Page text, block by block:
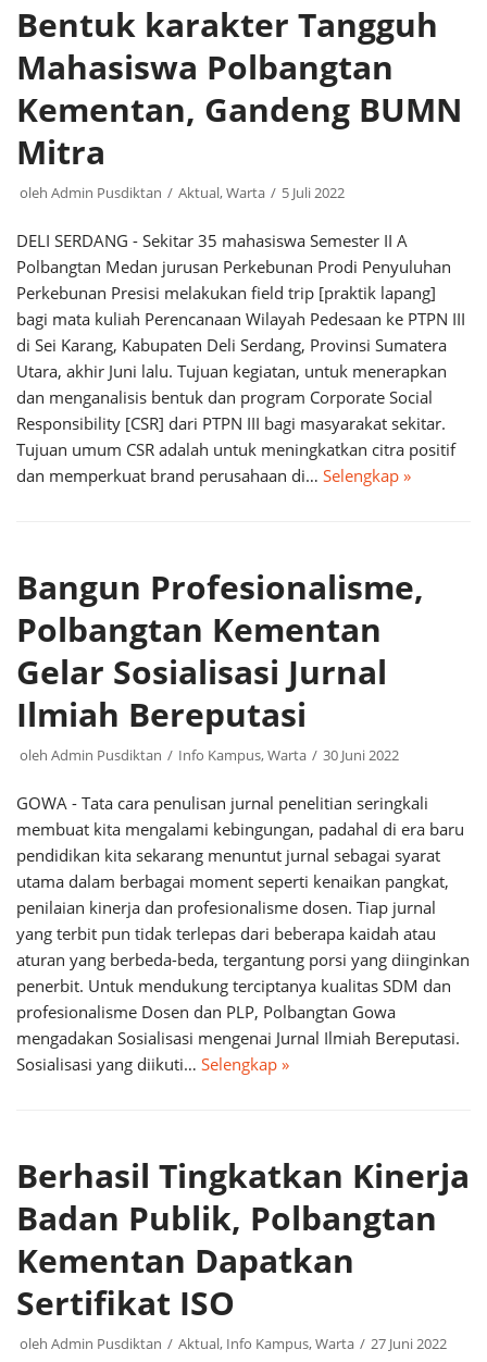
Bentuk karakter Tangguh
Mahasiswa Polbangtan
Kementan, Gandeng BUMN
Mitra
oleh Admin Pusdiktan Aktual,Warta 5 Juli 2022
DELI SERDANG - Sekitar 35 mahasiswa Semester II A
Polbangtan Medan jurusan Perkebunan Prodi Penyuluhan
Perkebunan Presisi melakukan field trip [praktik lapang]
bagi mata kuliah Perencanaan Wilayah Pedesaan ke PTPN III
di Sei Karang, Kabupaten Deli Serdang, Provinsi Sumatera
Utara, akhir Juni lalu. Tujuan kegiatan, untuk menerapkan
dan menganalisis bentuk dan program Corporate Social
Responsibility [CSR] dari PTPN III bagi masyarakat sekitar.
Tujuan umum CSR adalah untuk meningkatkan citra positif
dan memperkuat brand perusahaan di… Selengkap »
Bangun Profesionalisme,
Polbangtan Kementan
Gelar Sosialisasi Jurnal
Ilmiah Bereputasi
oleh Admin Pusdiktan Info Kampus,Warta 30 Juni 2022
GOWA - Tata cara penulisan jurnal penelitian seringkali
membuat kita mengalami kebingungan, padahal di era baru
pendidikan kita sekarang menuntut jurnal sebagai syarat
utama dalam berbagai moment seperti kenaikan pangkat,
penilaian kinerja dan profesionalisme dosen. Tiap jurnal
yang terbit pun tidak terlepas dari beberapa kaidah atau
aturan yang berbeda-beda, tergantung porsi yang diinginkan
penerbit. Untuk mendukung terciptanya kualitas SDM dan
profesionalisme Dosen dan PLP, Polbangtan Gowa
mengadakan Sosialisasi mengenai Jurnal Ilmiah Bereputasi.
Sosialisasi yang diikuti… Selengkap »
Berhasil Tingkatkan Kinerja
Badan Publik, Polbangtan
Kementan Dapatkan
Sertifikat ISO
oleh Admin Pusdiktan Aktual, Info Kampus,Warta 27 Juni 2022